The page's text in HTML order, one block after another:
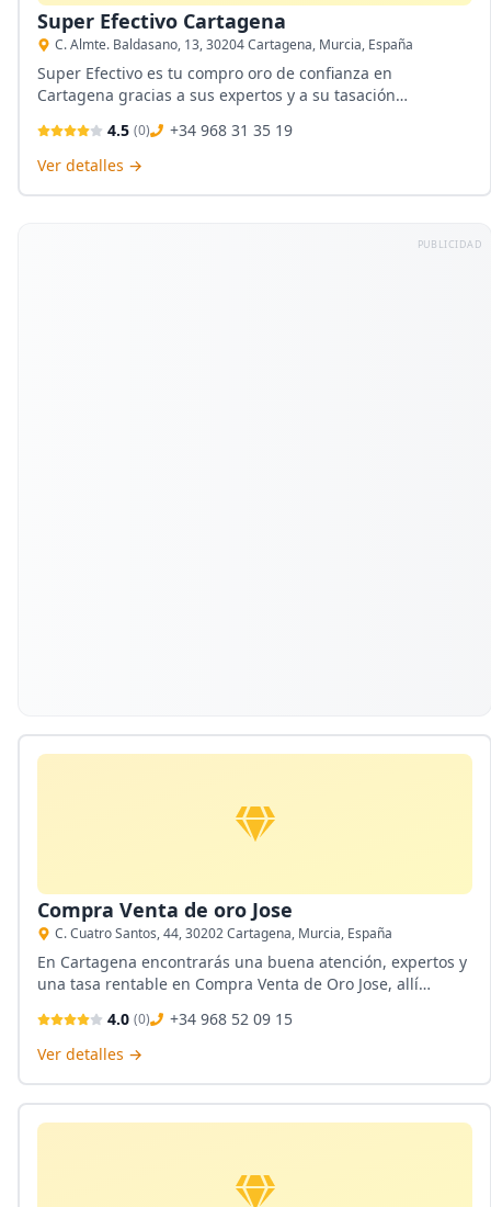
Super Efectivo Cartagena
C. Almte. Baldasano, 13, 30204 Cartagena, Murcia, España
Super Efectivo es tu compro oro de confianza en
Cartagena gracias a sus expertos y a su tasación
oro internacional, aquí encontrarás un pago en efectivo e
instantáneo.
4.5 (0)
+34 968 31 35 19
Ver detalles →
PUBLICIDAD
Compra Venta de oro Jose
C. Cuatro Santos, 44, 30202 Cartagena, Murcia, España
En Cartagena encontrarás una buena atención, expertos y
una tasa rentable en Compra Venta de Oro Jose, allí
transacciones serán fáciles y honestas con cotizaciones
gratuitas.
4.0 (0)
+34 968 52 09 15
Ver detalles →